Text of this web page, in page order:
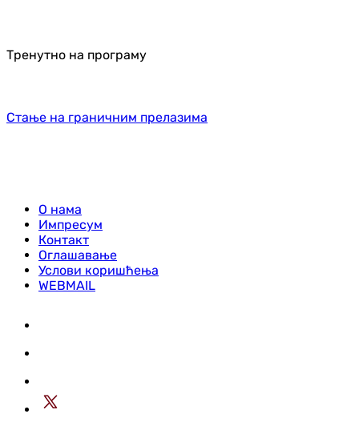
Тренутно на програму
Стање на граничним прелазима
О нама
Импресум
Контакт
Оглашавање
Услови коришћења
WEBMAIL